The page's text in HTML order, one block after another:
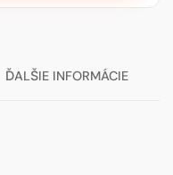
ĎALŠIE INFORMÁCIE